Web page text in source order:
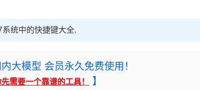
统中的快捷键大全.
大模型 会员永久免费使用！
需要一个靠谱的工具！ 】